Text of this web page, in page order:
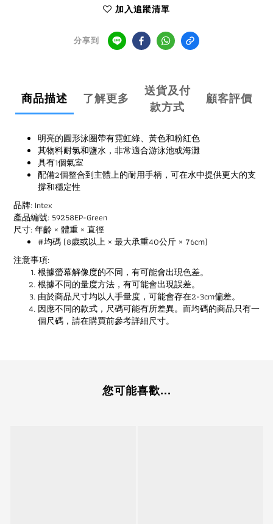
加入追蹤清單
分享到
商品描述 了解更多
送貨及付
款方式
顧客評價
明亮的圓形泳圈帶有霓虹綠、黃色和粉紅色
其物料耐氯和鹽水，非常適合游泳池或海灘
具有1個氣室
配備2個整合到主體上的耐用手柄，可在水中提供更大的支
撐和穩定性
品牌: Intex
產品編號: 59258EP-Green
尺寸: 年齡 × 體重 × 直徑
#均碼 (8歲或以上 × 最大承重40公斤 × 76cm)
注意事項:
根據螢幕解像度的不同，有可能會出現色差。
根據不同的量度方法，有可能會出現誤差。
由於商品尺寸均以人手量度，可能會存在2-3cm偏差。
因應不同的款式，尺碼可能有所差異。而均碼的商品只有一
個尺碼，請在購買前參考詳細尺寸。
您可能喜歡...